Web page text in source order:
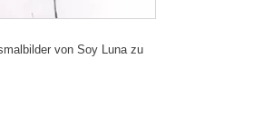
von Soy Luna zu